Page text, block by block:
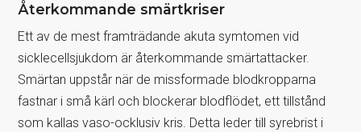
Återkommande smärtkriser
Ett av de mest framträdande akuta symtomen vid
sicklecellsjukdom är återkommande smärtattacker.
Smärtan uppstår när de missformade blodkropparna
fastnar i små kärl och blockerar blodflödet, ett tillstånd
som kallas vaso-ocklusiv kris. Detta leder till syrebrist i